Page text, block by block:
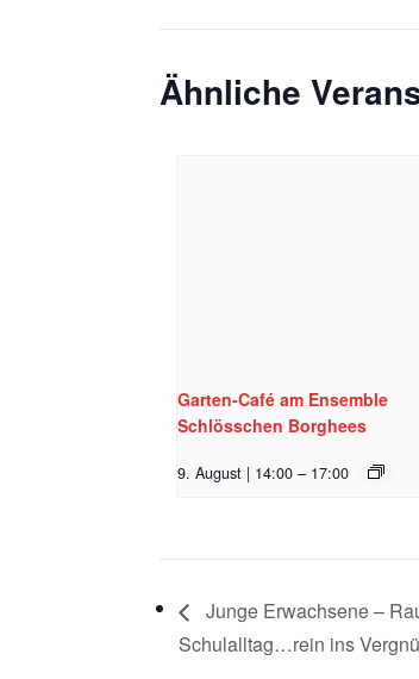
Ähnliche
Garten-Café am Ensemble
Schlösschen Borghees
9. August | 14:00 – 17:00
Junge Erwachsene –
Schulalltag…rein ins